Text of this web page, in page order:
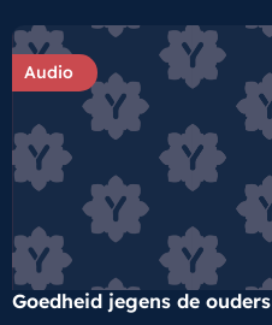
Audio
Goedheid jegens de ouders